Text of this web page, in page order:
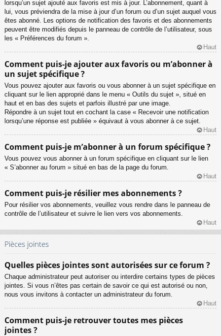
lorsqu’un sujet ajouté aux favoris est mis à jour. L’abonnement, quant à
lui, vous préviendra de la mise à jour d’un forum ou d’un sujet auquel vous
êtes abonné. Les options de notification des favoris et des abonnements
peuvent être modifiés depuis le panneau de contrôle de l’utilisateur, sous
les « Préférences du forum ».
Haut
Comment puis-je ajouter aux favoris ou m’abonner à
un sujet spécifique ?
Vous pouvez ajouter aux favoris ou vous abonner à un sujet spécifique en
cliquant sur le lien approprié dans le menu « Outils du sujet », situé en
haut et en bas des sujets et parfois illustré par une image.
Répondre à un sujet tout en cochant la case « Recevoir une notification
lorsqu’une réponse est publiée » équivaut à vous abonner à ce sujet.
Haut
Comment puis-je m’abonner à un forum spécifique ?
Vous pouvez vous abonner à un forum spécifique en cliquant sur le lien
« S’abonner au forum » situé en bas de la page du forum.
Haut
Comment puis-je résilier mes abonnements ?
Pour résilier vos abonnements, veuillez vous rendre dans le panneau de
contrôle de l’utilisateur et suivre le lien vers vos abonnements.
Haut
Pièces jointes
Quelles pièces jointes sont autorisées sur ce forum ?
Chaque administrateur peut autoriser ou interdire certains types de pièces
jointes. Si vous n’êtes pas certain de savoir ce qui est autorisé ou non,
nous vous invitons à contacter un administrateur du forum.
Haut
Comment puis-je retrouver toutes mes pièces
jointes ?